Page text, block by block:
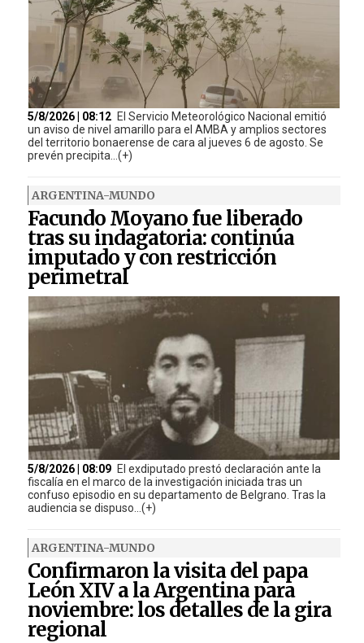
5/8/2026 | 08:12 El Servicio Meteorológico Nacional emitió
un aviso de nivel amarillo para el AMBA y amplios sectores
del territorio bonaerense de cara al jueves 6 de agosto. Se
prevén precipita...(+)
ARGENTINA-MUNDO
Facundo Moyano fue liberado
tras su indagatoria: continúa
imputado y con restricción
perimetral
5/8/2026 | 08:09 El exdiputado prestó declaración ante la
fiscalía en el marco de la investigación iniciada tras un
confuso episodio en su departamento de Belgrano. Tras la
audiencia se dispuso...(+)
ARGENTINA-MUNDO
Confirmaron la visita del papa
León XIV a la Argentina para
noviembre: los detalles de la gira
regional